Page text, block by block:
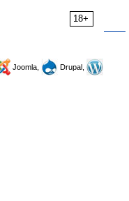
18+
Joomla,
Drupal,